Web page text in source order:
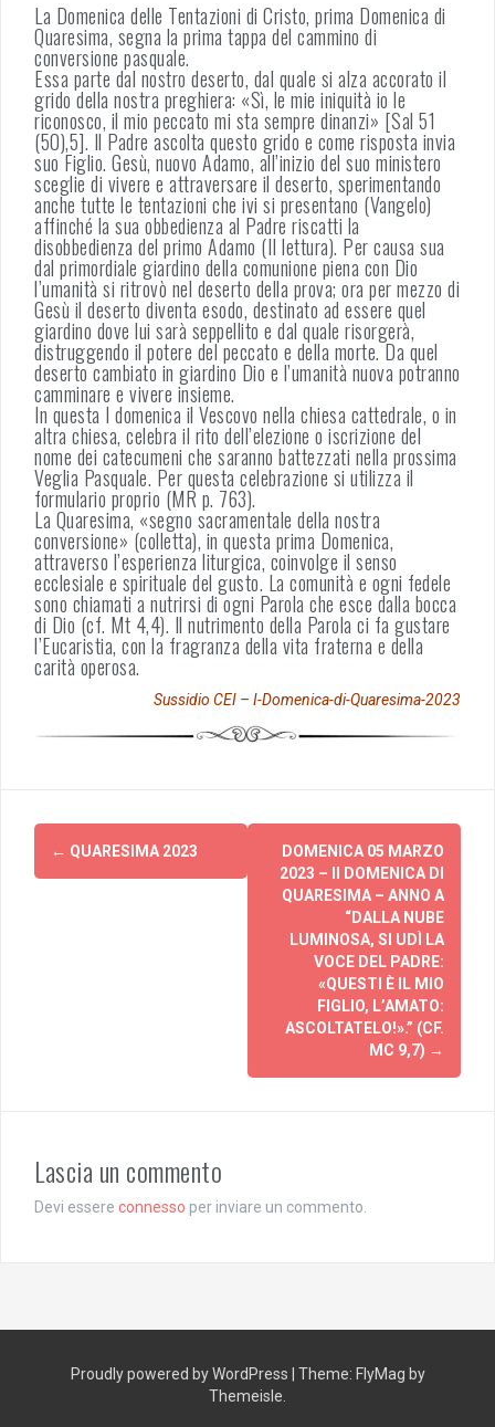
La Domenica delle Tentazioni di Cristo, prima Domenica di
Quaresima, segna la prima tappa del cammino di
conversione pasquale.
Essa parte dal nostro deserto, dal quale si alza accorato il
grido della nostra preghiera: «Sì, le mie iniquità io le
riconosco, il mio peccato mi sta sempre dinanzi» [Sal 51
(50),5]. Il Padre ascolta questo grido e come risposta invia
suo Figlio. Gesù, nuovo Adamo, all’inizio del suo ministero
sceglie di vivere e attraversare il deserto, sperimentando
anche tutte le tentazioni che ivi si presentano (Vangelo)
affinché la sua obbedienza al Padre riscatti la
disobbedienza del primo Adamo (II lettura). Per causa sua
dal primordiale giardino della comunione piena con Dio
l’umanità si ritrovò nel deserto della prova; ora per mezzo di
Gesù il deserto diventa esodo, destinato ad essere quel
giardino dove lui sarà seppellito e dal quale risorgerà,
distruggendo il potere del peccato e della morte. Da quel
deserto cambiato in giardino Dio e l’umanità nuova potranno
camminare e vivere insieme.
In questa I domenica il Vescovo nella chiesa cattedrale, o in
altra chiesa, celebra il rito dell’elezione o iscrizione del
nome dei catecumeni che saranno battezzati nella prossima
Veglia Pasquale. Per questa celebrazione si utilizza il
formulario proprio (MR p. 763).
La Quaresima, «segno sacramentale della nostra
conversione» (colletta), in questa prima Domenica,
attraverso l’esperienza liturgica, coinvolge il senso
ecclesiale e spirituale del gusto. La comunità e ogni fedele
sono chiamati a nutrirsi di ogni Parola che esce dalla bocca
di Dio (cf. Mt 4,4). Il nutrimento della Parola ci fa gustare
l’Eucaristia, con la fragranza della vita fraterna e della
carità operosa.
Sussidio CEI – I-Domenica-di-Quaresima-2023
Post
navigation
← QUARESIMA 2023
DOMENICA 05 MARZO
2023 – II DOMENICA DI
QUARESIMA – ANNO A
“DALLA NUBE
LUMINOSA, SI UDÌ LA
VOCE DEL PADRE:
«QUESTI È IL MIO
FIGLIO, L’AMATO:
ASCOLTATELO!».” (CF.
MC 9,7) →
Lascia un commento
Devi essere connesso per inviare un commento.
Proudly powered by WordPress Theme: FlyMag by
Themeisle.